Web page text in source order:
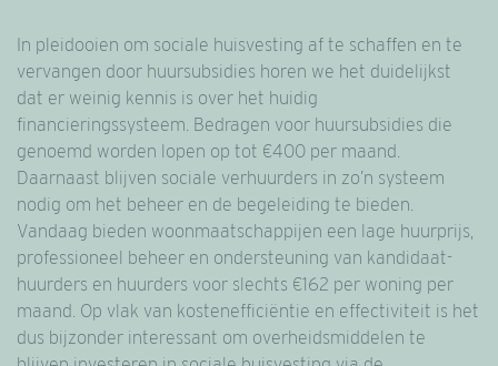
In pleidooien om sociale huisvesting af te schaffen en te
vervangen door huursubsidies horen we het duidelijkst
dat er weinig kennis is over het huidig
financieringssysteem. Bedragen voor huursubsidies die
genoemd worden lopen op tot €400 per maand.
Daarnaast blijven sociale verhuurders in zo’n systeem
nodig om het beheer en de begeleiding te bieden.
Vandaag bieden woonmaatschappijen een lage huurprijs,
professioneel beheer en ondersteuning van kandidaat-
huurders en huurders voor slechts €162 per woning per
maand. Op vlak van kostenefficiëntie en effectiviteit is het
dus bijzonder interessant om overheidsmiddelen te